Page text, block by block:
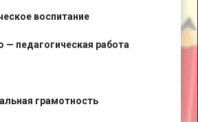
воспитание
— педагогическая работа
грамотность